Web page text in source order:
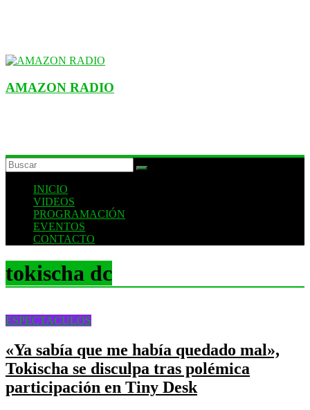
AMAZON RADIO
INICIO
VIDEOS
PROGRAMACIÓN
EVENTOS
CONTACTO
tokischa dc
ESPECTACULOS
«Ya sabía que me había quedado mal»,
Tokischa se disculpa tras polémica
participación en Tiny Desk